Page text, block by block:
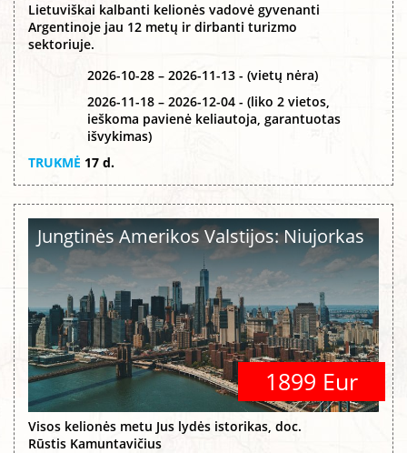
Lietuviškai kalbanti kelionės vadovė gyvenanti
Argentinoje jau 12 metų ir dirbanti turizmo
sektoriuje.
2026-10-28 – 2026-11-13 - (vietų nėra)
2026-11-18 – 2026-12-04 - (liko 2 vietos,
ieškoma pavienė keliautoja, garantuotas
išvykimas)
TRUKMĖ 17 d.
Jungtinės Amerikos Valstijos: Niujorkas
1899 Eur
Visos kelionės metu Jus lydės istorikas, doc.
Rūstis Kamuntavičius